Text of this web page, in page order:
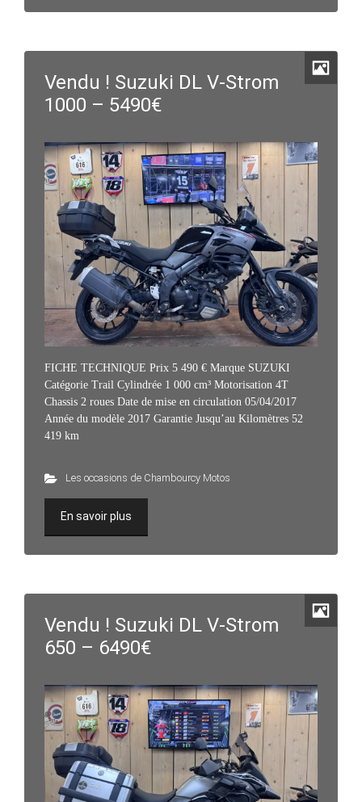
Vendu ! Suzuki DL V-Strom
1000 – 5490€
FICHE TECHNIQUE Prix 5 490 € Marque SUZUKI
Catégorie Trail Cylindrée 1 000 cm³ Motorisation 4T
Chassis 2 roues Date de mise en circulation 05/04/2017
Année du modèle 2017 Garantie Jusqu’au Kilomètres 52
419 km
Les occasions de Chambourcy Motos
En savoir plus
Vendu ! Suzuki DL V-Strom
650 – 6490€